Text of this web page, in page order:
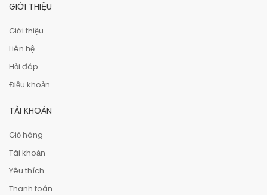
GIỚI THIỆU
Giới thiệu
Liên hệ
Hỏi đáp
Điều khoản
TÀI KHOẢN
Giỏ hàng
Tài khoản
Yêu thích
Thanh toán